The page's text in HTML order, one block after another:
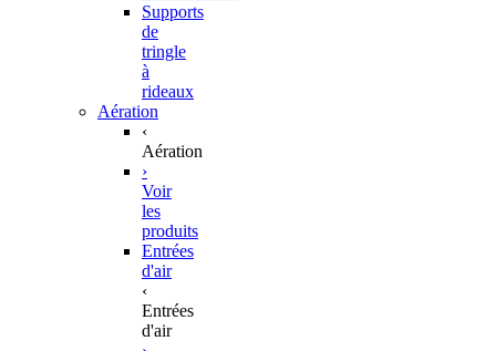
Supports
de
tringle
à
rideaux
Aération
‹
Aération
›
Voir
les
produits
Entrées
d'air
‹
Entrées
d'air